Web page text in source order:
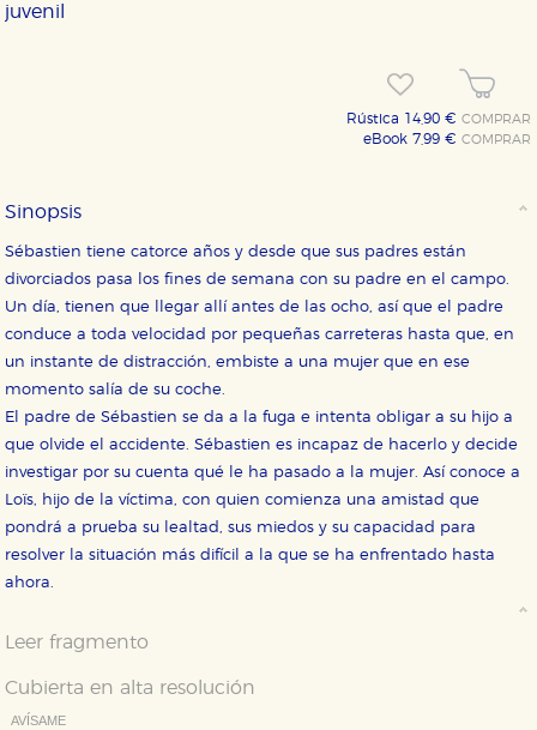
juvenil
Rústica 14,90 €COMPRAR
eBook 7,99 €COMPRAR
Sinopsis
Sébastien tiene catorce años y desde que sus padres están
divorciados pasa los fines de semana con su padre en el campo.
Un día, tienen que llegar allí antes de las ocho, así que el padre
conduce a toda velocidad por pequeñas carreteras hasta que, en
un instante de distracción, embiste a una mujer que en ese
momento salía de su coche.
El padre de Sébastien se da a la fuga e intenta obligar a su hijo a
que olvide el accidente. Sébastien es incapaz de hacerlo y decide
investigar por su cuenta qué le ha pasado a la mujer. Así conoce a
Loïs, hijo de la víctima, con quien comienza una amistad que
pondrá a prueba su lealtad, sus miedos y su capacidad para
resolver la situación más difícil a la que se ha enfrentado hasta
ahora.
Leer fragmento
Cubierta en alta resolución
AVÍSAME
CONFIGURACIÓN DE COOKIES
HABILITAR TODO RECHAZAR TODO
Cookies necesarias
Estas cookies son necesarias para que nuestro sitio
web funcione y no es posible deshabilitarlas desde
nuestro sistema. Es posible hacerlo desde el
navegador, pero en ese caso es posible que algunas
áreas de nuestra web dejen de funcionar
correctamente.
servicios para que no tenga que reconfigurarlos cada
tanto, es anónima.